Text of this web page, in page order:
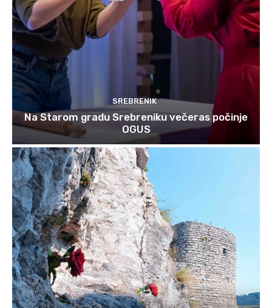
SREBRENIK
Na Starom gradu Srebreniku večeras počinje
OGUS